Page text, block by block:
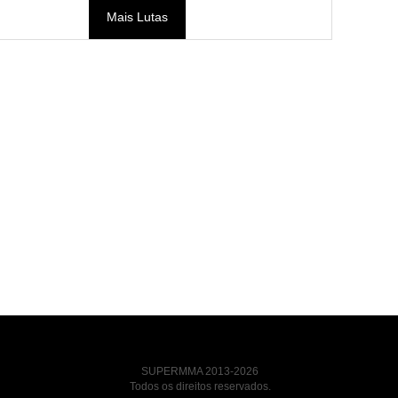
Mais Lutas
SUPERMMA 2013-2026
Todos os direitos reservados.